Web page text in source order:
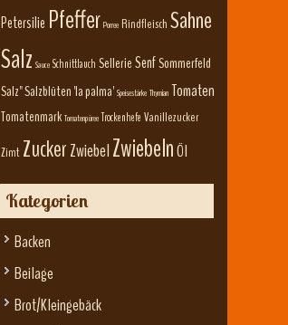
Petersilie Pfeffer Porree Rindfleisch Sahne
Salz Sauce Schnittlauch SellerieSenfSommerfeld
Salz" Salzblüten 'la palma' Speisestärke Thymian Tomaten
Tomatenmark Tomatenpüree Trockenhefe Vanillezucker
Zimt ZuckerZwiebelZwiebelnÖl
Kategorien
Backen
Beilage
Brot/Kleingebäck